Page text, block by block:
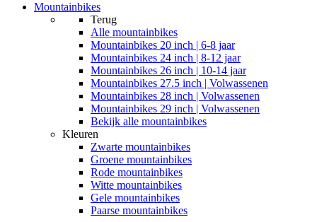
Mountainbikes
Terug
Alle mountainbikes
Mountainbikes 20 inch | 6-8 jaar
Mountainbikes 24 inch | 8-12 jaar
Mountainbikes 26 inch | 10-14 jaar
Mountainbikes 27.5 inch | Volwassenen
Mountainbikes 28 inch | Volwassenen
Mountainbikes 29 inch | Volwassenen
Bekijk alle mountainbikes
Kleuren
Zwarte mountainbikes
Groene mountainbikes
Rode mountainbikes
Witte mountainbikes
Gele mountainbikes
Paarse mountainbikes